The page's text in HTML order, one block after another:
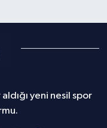
yeni nesil spor